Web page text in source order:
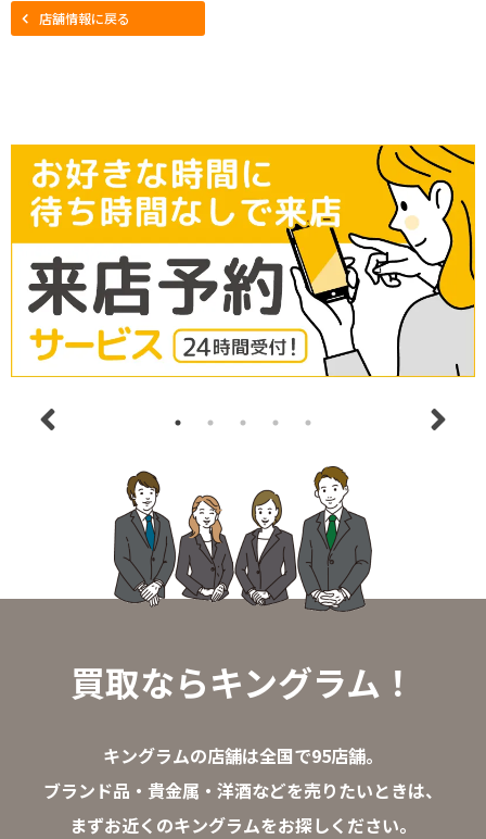
店舗情報に戻る
買取ならキングラム！
キングラムの店舗は全国で95店舗。
ブランド品・貴金属・洋酒などを売りたいときは、
まずお近くのキングラムをお探しください。